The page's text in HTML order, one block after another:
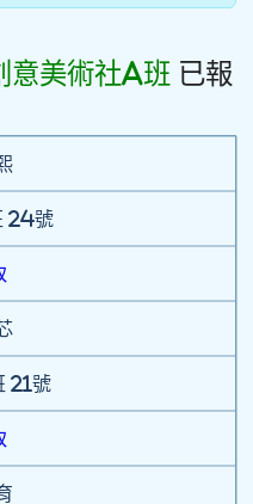
意美術社A班 已報
24號
21號